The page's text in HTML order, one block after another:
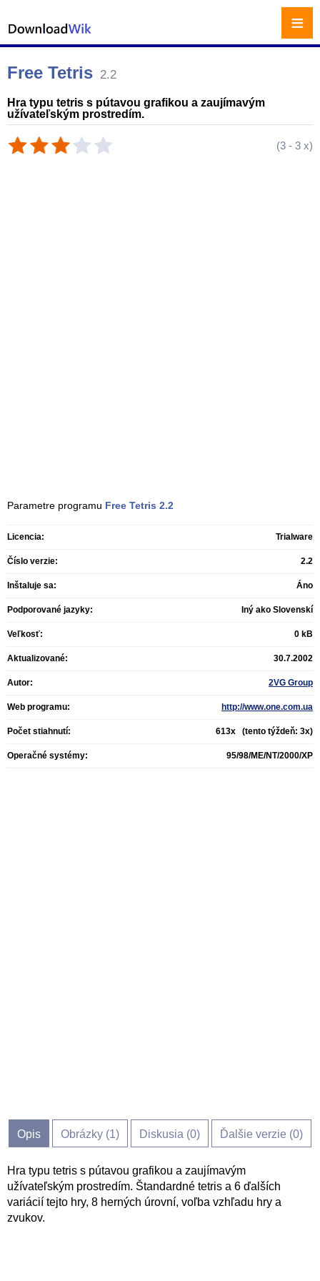
Free Tetris 2.2
Hra typu tetris s pútavou grafikou a zaujímavým
užívateľským prostredím.
(3 - 3 x)
Parametre programu Free Tetris 2.2
Licencia: Trialware
Číslo verzie: 2.2
Inštaluje sa: Áno
Podporované jazyky: Iný ako Slovenskí
Veľkosť: 0 kB
Aktualizované: 30.7.2002
Autor: 2VG Group
Web programu: http://www.one.com.ua
Počet stiahnutí: 613x (tento týždeň: 3x)
Operačné systémy: 95/98/ME/NT/2000/XP
Opis Obrázky (1) Diskusia (0) Ďalšie verzie (0)
Hra typu tetris s pútavou grafikou a zaujímavým
užívateľským prostredím. Štandardné tetris a 6 ďalších
variácií tejto hry, 8 herných úrovní, voľba vzhľadu hry a
zvukov.
≡